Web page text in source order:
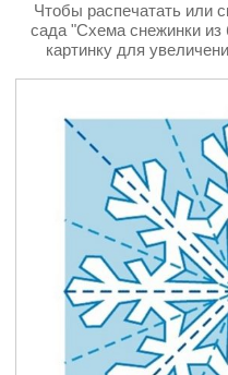
Чтобы распечатать или
сада "Схема снежинки
картинку для